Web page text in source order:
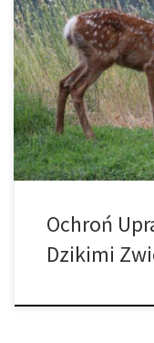
Jak chronić uprawę
Hodowcy konopi
stron. Jeśli nie chodzi
sekretną działkę, to
przez którekolwiek z
musi sobie poradzić
Ochroń
Dzikimi